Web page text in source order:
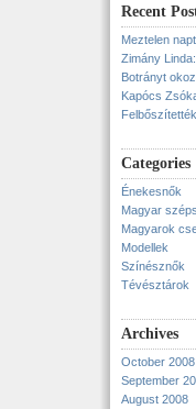
Recent
Meztelen
Zimány
Botrányt
Kapócs
Categories
Énekesnők
Magyar
Magyarok
Modellek
Színésznők
Tévésztárok
Archives
October 2008
September
August 2008